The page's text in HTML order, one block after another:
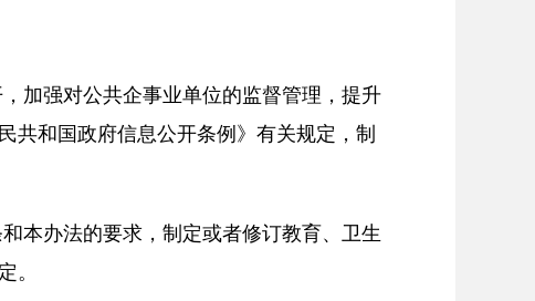
加强对公共企事业单位的监督管理，提升
共和国政府信息公开条例》有关规定，制
本办法的要求，制定或者修订教育、卫生
。